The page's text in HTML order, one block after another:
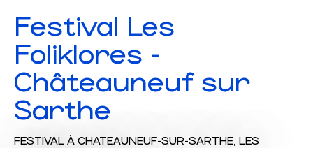
Festival Les
Foliklores -
Châteauneuf sur
Sarthe
FESTIVAL À CHATEAUNEUF-SUR-SARTHE, LES